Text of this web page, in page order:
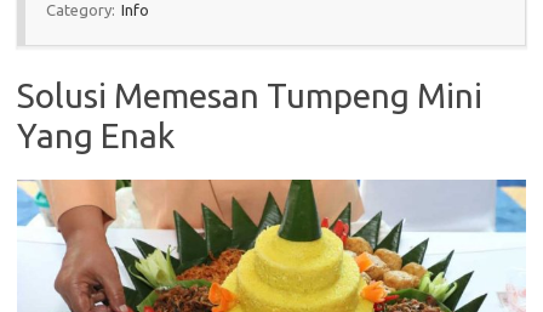
Category: Info
Solusi Memesan Tumpeng Mini
Yang Enak